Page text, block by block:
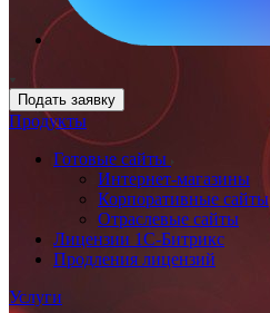
Подать заявку
Продукты
Готовые сайты
Интернет-магазины
Корпоративные сайты
Отраслевые сайты
Лицензии 1С-Битрикс
Продления лицензий
Услуги